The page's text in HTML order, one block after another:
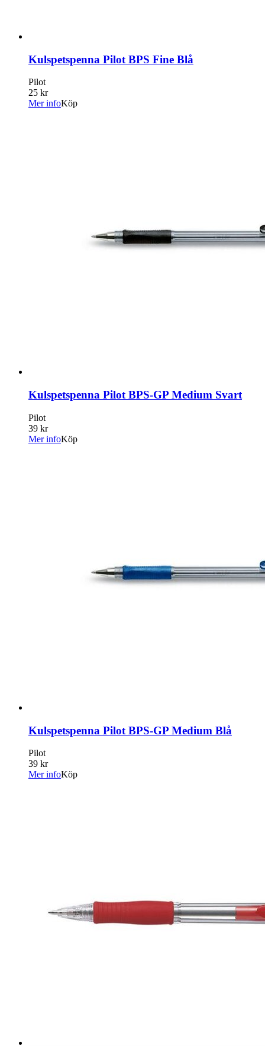
Kulspetspenna Pilot BPS Fine Blå
Pilot
25 kr
Mer infoKöp
Kulspetspenna Pilot BPS-GP Medium Svart
Pilot
39 kr
Mer infoKöp
Kulspetspenna Pilot BPS-GP Medium Blå
Pilot
39 kr
Mer infoKöp